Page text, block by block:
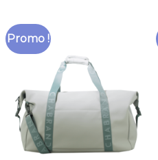
Promo !